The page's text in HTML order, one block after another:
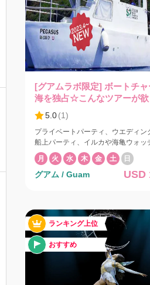
[グアムラボ限定] ボートチ
海を独占☆こんなツアーが欲
☆！【WD】
5.0(1)
プライベートパーティ、ウエディン
船上パーティ、イルカや海亀ウォッ
にはシュノーケリングやダイビング
65才以上は要医師の同意書）のライ
者のみ・ダイビング参加者が6人以
と存分に楽しめます♪ なお、釣りの
できません。 基本チャーター料12名まで$1,000
は、午後出発となります、ご要望に
名までチャーター(追加料金)が可能
ャーターも可能です。12名以上の場
欄にその旨を書き添えてお申し込み
BBQやランチプレートなどのお料理
月 火 水 木 金 土 日
グアム / Guam USD
ランキング上位
おすすめ